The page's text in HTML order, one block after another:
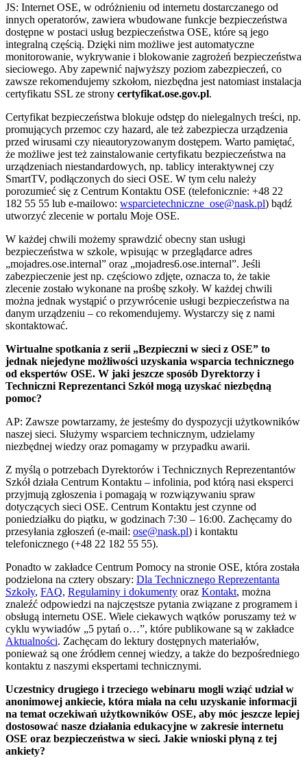
JS: Internet OSE, w odróżnieniu od internetu dostarczanego od
innych operatorów, zawiera wbudowane funkcje bezpieczeństwa
dostępne w postaci usług bezpieczeństwa OSE, które są jego
integralną częścią. Dzięki nim możliwe jest automatyczne
monitorowanie, wykrywanie i blokowanie zagrożeń bezpieczeństwa
sieciowego. Aby zapewnić najwyższy poziom zabezpieczeń, co
zawsze rekomendujemy szkołom, niezbędna jest natomiast instalacja
certyfikatu SSL ze strony certyfikat.ose.gov.pl.
Certyfikat bezpieczeństwa blokuje odstęp do nielegalnych treści, np.
promujących przemoc czy hazard, ale też zabezpiecza urządzenia
przed wirusami czy nieautoryzowanym dostępem. Warto pamiętać,
że możliwe jest też zainstalowanie certyfikatu bezpieczeństwa na
urządzeniach niestandardowych, np. tablicy interaktywnej czy
SmartTV, podłączonych do sieci OSE. W tym celu należy
porozumieć się z Centrum Kontaktu OSE (telefonicznie: +48 22
182 55 55 lub e-mailowo: wsparcietechniczne_ose@nask.pl) bądź
utworzyć zlecenie w portalu Moje OSE.
W każdej chwili możemy sprawdzić obecny stan usługi
bezpieczeństwa w szkole, wpisując w przeglądarce adres
„mojadres.ose.internal” oraz „mojadres6.ose.internal”. Jeśli
zabezpieczenie jest np. częściowo zdjęte, oznacza to, że takie
zlecenie zostało wykonane na prośbę szkoły. W każdej chwili
można jednak wystąpić o przywrócenie usługi bezpieczeństwa na
danym urządzeniu – co rekomendujemy. Wystarczy się z nami
skontaktować.
Wirtualne spotkania z serii „Bezpieczni w sieci z OSE” to
jednak niejedyne możliwości uzyskania wsparcia technicznego
od ekspertów OSE. W jaki jeszcze sposób Dyrektorzy i
Techniczni Reprezentanci Szkół mogą uzyskać niezbędną
pomoc?
AP: Zawsze powtarzamy, że jesteśmy do dyspozycji użytkowników
naszej sieci. Służymy wsparciem technicznym, udzielamy
niezbędnej wiedzy oraz pomagamy w przypadku awarii.
Z myślą o potrzebach Dyrektorów i Technicznych Reprezentantów
Szkół działa Centrum Kontaktu – infolinia, pod którą nasi eksperci
przyjmują zgłoszenia i pomagają w rozwiązywaniu spraw
dotyczących sieci OSE. Centrum Kontaktu jest czynne od
poniedziałku do piątku, w godzinach 7:30 – 16:00. Zachęcamy do
przesyłania zgłoszeń (e-mail: ose@nask.pl) i kontaktu
telefonicznego (+48 22 182 55 55).
Ponadto w zakładce Centrum Pomocy na stronie OSE, która została
podzielona na cztery obszary: Dla Technicznego Reprezentanta
Szkoły, FAQ, Regulaminy i dokumenty oraz Kontakt, można
znaleźć odpowiedzi na najczęstsze pytania związane z programem i
obsługą internetu OSE. Wiele ciekawych wątków poruszamy też w
cyklu wywiadów „5 pytań o…”, które publikowane są w zakładce
Aktualności. Zachęcam do lektury dostępnych materiałów,
ponieważ są one źródłem cennej wiedzy, a także do bezpośredniego
kontaktu z naszymi ekspertami technicznymi.
Uczestnicy drugiego i trzeciego webinaru mogli wziąć udział w
anonimowej ankiecie, która miała na celu uzyskanie informacji
na temat oczekiwań użytkowników OSE, aby móc jeszcze lepiej
dostosować nasze działania edukacyjne w zakresie internetu
OSE oraz bezpieczeństwa w sieci. Jakie wnioski płyną z tej
ankiety?